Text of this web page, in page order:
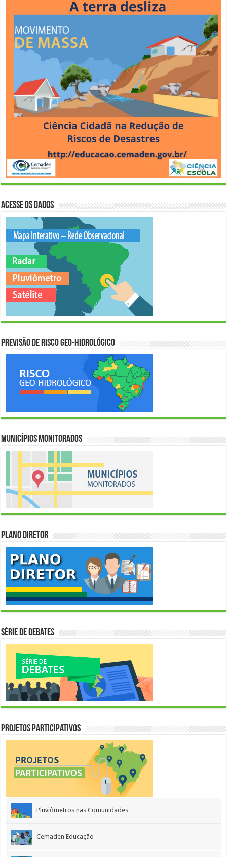
Acesse os Dados
Previsão de Risco Geo-Hidrológico
Municípios Monitorados
Plano Diretor
Série de Debates
Projetos Participativos
Pluviômetros nas Comunidades
Cemaden Educação